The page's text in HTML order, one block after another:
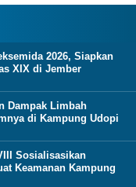
2026, Siapkan
XIX di Jember
Dampak Limbah
di Kampung Udopi
Sosialisasikan
Keamanan Kampung